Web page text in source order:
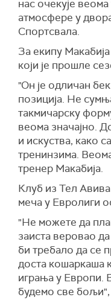
нас очекује
атмосфере у
Спортсвала.
За екипу
који је прошле
"Он је одличан
позиција. Не
такмичарску
веома значајно.
и искуства, како
тренинзима. Веома
тренер Макабија.
Клуб из Тел
меча у Евролиги
"Не можете да
заиста веровао
би требало да се
доста кошаркаша
играња у Европи.
будемо све